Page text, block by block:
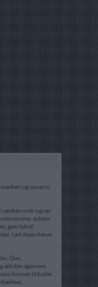
og opvarm
væsken over og rør
sukker
gem lidt til
Lad dejen hæve
Ovn.
ælt den igennem.
formes til boller.